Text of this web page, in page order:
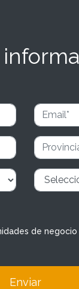
de negocio
Enviar